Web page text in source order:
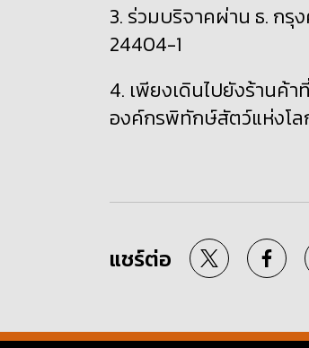
3. ร่วมบริจาคผ่าน ธ. กรุ
24404-1
4. เพียงเดินไปยังร้านค้า
องค์กรพิทักษ์สัตว์แห่งโล
แชร์ต่อ